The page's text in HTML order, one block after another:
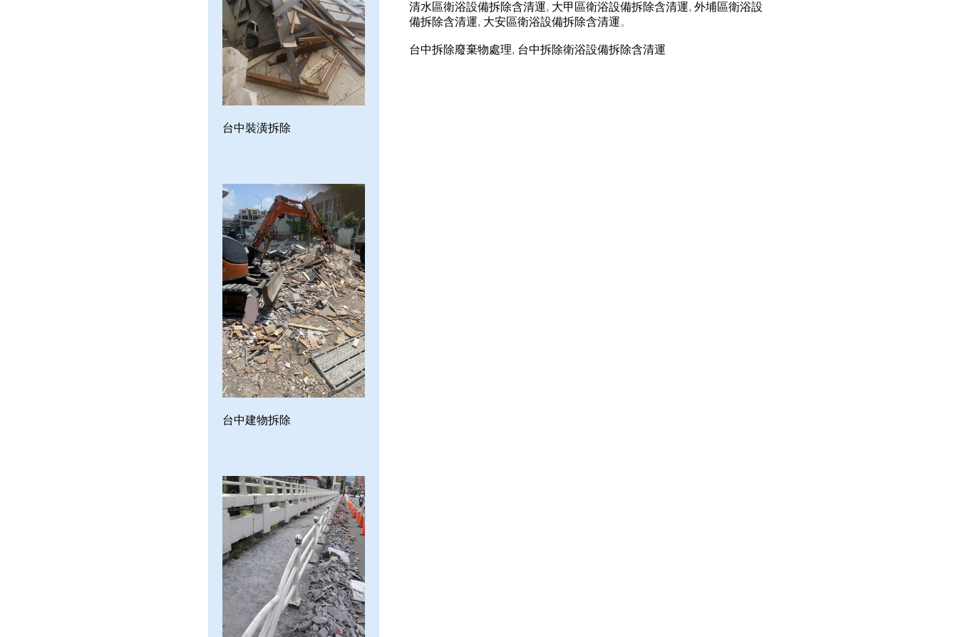
台中裝潢拆除
台中建物拆除
清水區衛浴設備拆除含清運, 大甲區衛浴設備拆除含清運, 外埔區衛浴設
備拆除含清運, 大安區衛浴設備拆除含清運。
台中拆除廢棄物處理, 台中拆除衛浴設備拆除含清運